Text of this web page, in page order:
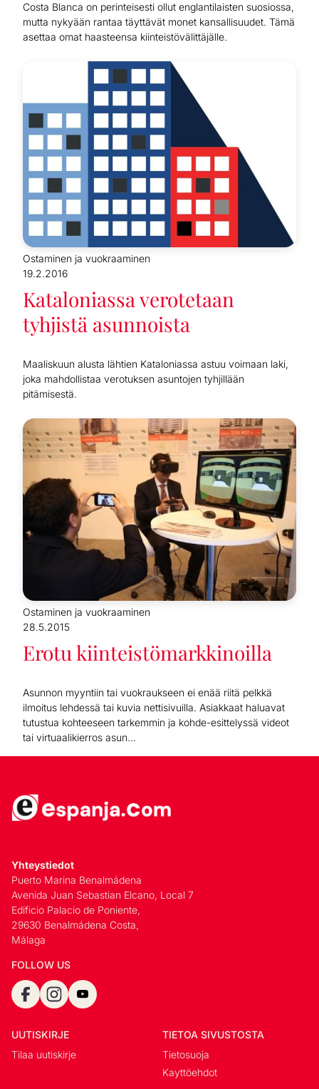
Costa Blanca on perinteisesti ollut englantilaisten suosiossa,
mutta nykyään rantaa täyttävät monet kansallisuudet. Tämä
asettaa omat haasteensa kiinteistövälittäjälle.
Ostaminen ja vuokraaminen
19.2.2016
Kataloniassa verotetaan
tyhjistä asunnoista
Maaliskuun alusta lähtien Kataloniassa astuu voimaan laki,
joka mahdollistaa verotuksen asuntojen tyhjillään
pitämisestä.
Ostaminen ja vuokraaminen
28.5.2015
Erotu kiinteistömarkkinoilla
Asunnon myyntiin tai vuokraukseen ei enää riitä pelkkä
ilmoitus lehdessä tai kuvia nettisivuilla. Asiakkaat haluavat
tutustua kohteeseen tarkemmin ja kohde-esittelyssä videot
tai virtuaalikierros asun...
Yhteystiedot
Puerto Marina Benalmádena
Avenida Juan Sebastian Elcano, Local 7
Edificio Palacio de Poniente,
29630 Benalmádena Costa,
Málaga
FOLLOW US
UUTISKIRJE
Tilaa uutiskirje
TIETOA SIVUSTOSTA
Tietosuoja
Kayttöehdot